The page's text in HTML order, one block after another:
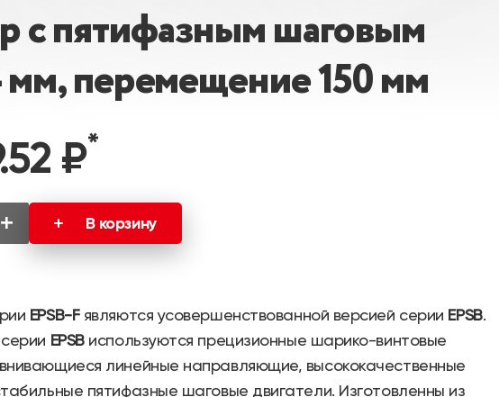
с пятифазным шаговым
перемещение 150 мм
₽*
+ В корзину
EPSB-Fявляются усовершенствованной версией серии EPSB.
EPSBиспользуются прецизионные шарико-винтовые
линейные направляющие, высококачественные
пятифазные шаговые двигатели. Изготовленны из